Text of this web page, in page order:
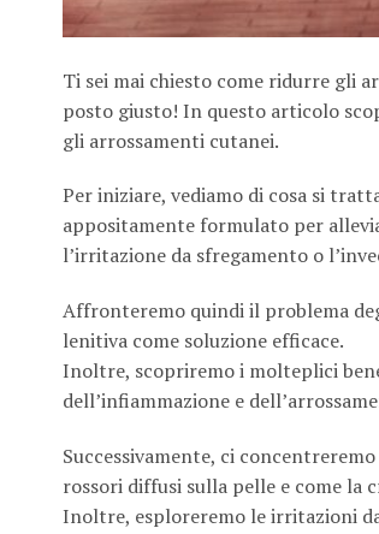
Ti sei mai chiesto come ridurre gli
posto giusto! In questo articolo
gli arrossamenti cutanei.
Per iniziare, vediamo di cosa si
appositamente formulato per
l’irritazione da sfregamento o
Affronteremo quindi il problema
lenitiva come soluzione efficace.
Inoltre, scopriremo i molteplici
dell’infiammazione e
Successivamente, ci
rossori diffusi sulla pelle e come la
Inoltre, esploreremo le irritazioni